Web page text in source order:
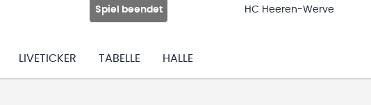
Spiel beendet HC Heeren-Werve
LIVETICKER TABELLE HALLE